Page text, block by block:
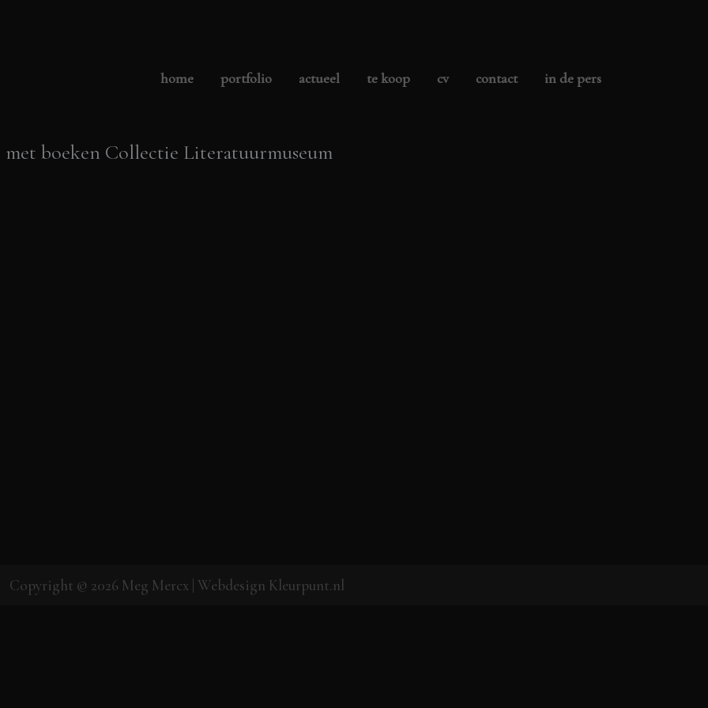
home portfolio actueel te koop cv contact in de pers
boeken Collectie Literatuurmuseum
Copyright © 2026 Meg Mercx | Webdesign Kleurpunt.nl